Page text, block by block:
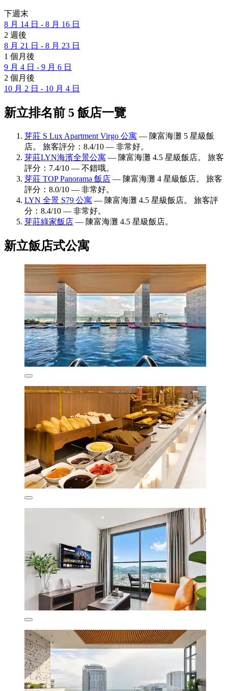
下週末
8 月 14 日 - 8 月 16 日
2 週後
8 月 21 日 - 8 月 23 日
1 個月後
9 月 4 日 - 9 月 6 日
2 個月後
10 月 2 日 - 10 月 4 日
新立排名前 5 飯店一覽
芽莊 S Lux Apartment Virgo 公寓 — 陳富海灘 5 星級飯
店。 旅客評分：8.4/10 — 非常好。
芽莊LYN海濱全景公寓 — 陳富海灘 4.5 星級飯店。 旅客
評分：7.4/10 — 不錯哦。
芽莊 TOP Panorama 飯店 — 陳富海灘 4 星級飯店。 旅客
評分：8.0/10 — 非常好。
LYN 全景 S79 公寓 — 陳富海灘 4.5 星級飯店。 旅客評
分：8.4/10 — 非常好。
芽莊綠家飯店 — 陳富海灘 4.5 星級飯店。
新立飯店式公寓